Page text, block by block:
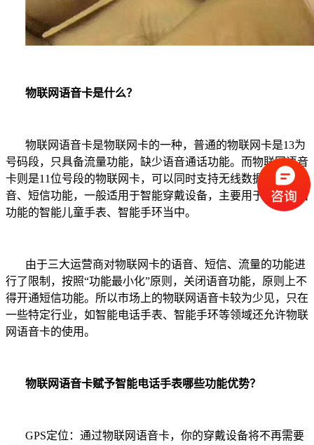
物联网语音卡是什么？
物联网语音卡是物联网卡的一种，普通的物联网卡是13为
号码段，只具备流量功能，缺少语音通话功能。而物联网语音
卡则是11位号段的物联网卡，可以同时支持无线数据通信、语
音、短信功能，一般适用于智能穿戴设备，主要用于带有通话
功能的智能儿童手表、智能手环当中。
由于三大运营商对物联网卡的语音、短信、流量的功能进
行了限制，按照“功能最小化”原则，关闭语音功能，原则上不
得开通短信功能。所以市场上的物联网语音卡较为少见，只在
一些特定行业，如智能电话手表、智能手环等领域还允许物联
网语音卡的使用。
物联网语音卡赋予智能电话手表哪些功能优势？
GPS定位：通过物联网语音卡，你的穿戴设备将不再需要